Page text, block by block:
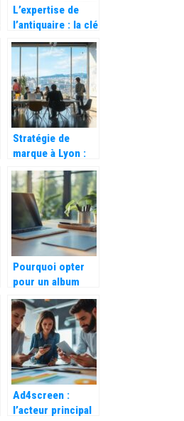
L’expertise de
l’antiquaire : la clé
d’une vente
d’antiquités
réussie
Stratégie de
marque à Lyon :
quelles sont les
meilleures
agences de
communication
Lyon à contacter
?
Pourquoi opter
pour un album
photo
personnalisé
plutôt qu’un cadre
classique
Ad4screen :
l’acteur principal